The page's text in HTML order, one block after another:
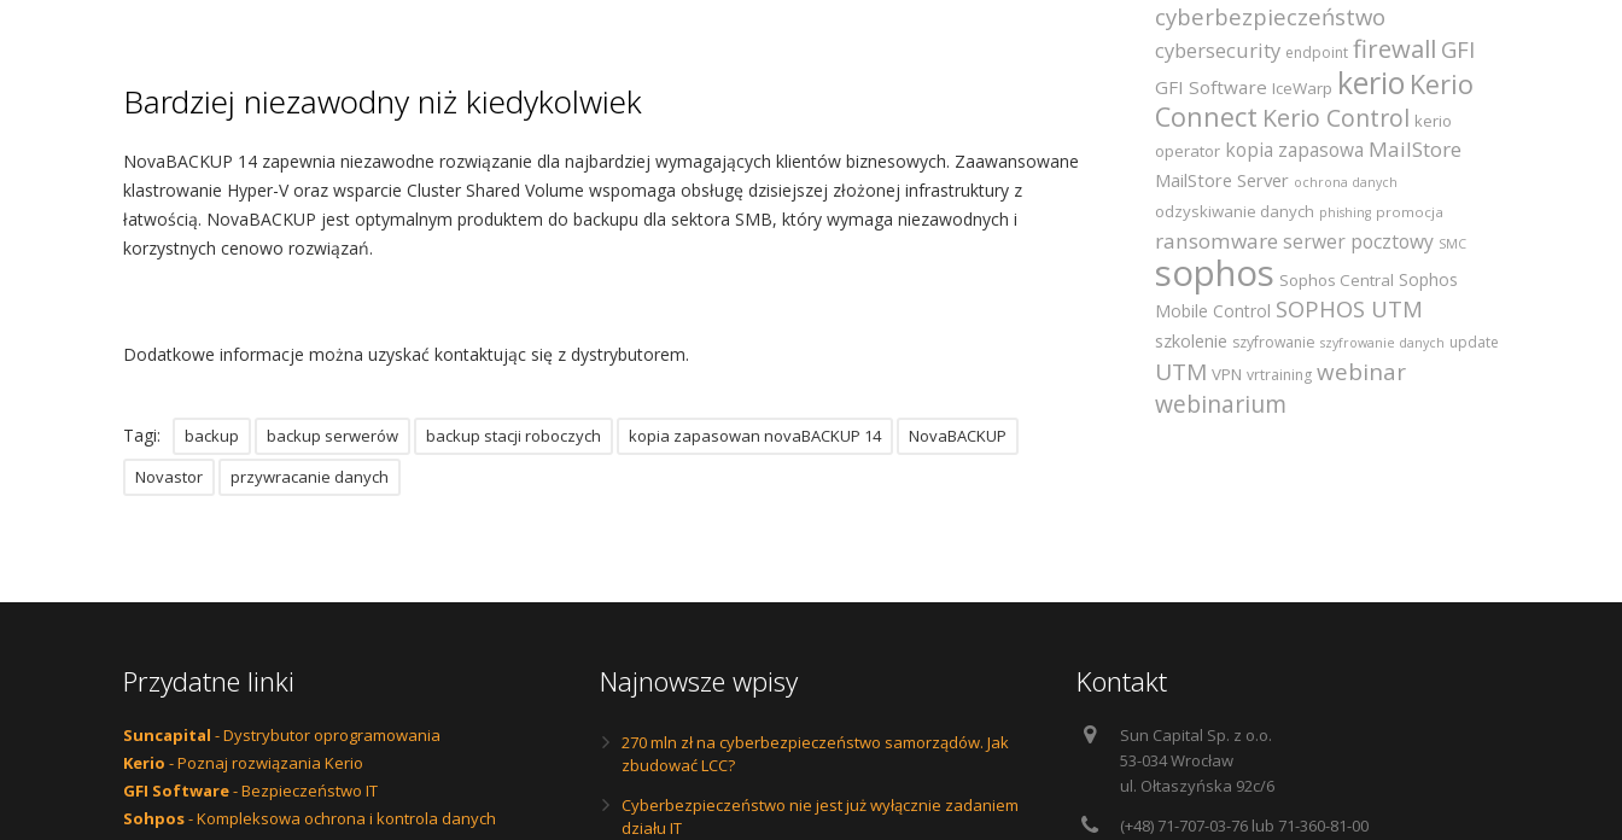
Bardziej niezawodny niż kiedykolwiek
NovaBACKUP 14 zapewnia niezawodne rozwiązanie dla najbardziej wymagających klientów biznesowych. Zaawansowane
klastrowanie Hyper-V oraz wsparcie Cluster Shared Volume wspomaga obsługę dzisiejszej złożonej infrastruktury z
łatwością. NovaBACKUP jest optymalnym produktem do backupu dla sektora SMB, który wymaga niezawodnych i
korzystnych cenowo rozwiązań.
Dodatkowe informacje można uzyskać kontaktując się z dystrybutorem.
Tagi: backup backup serwerów backup stacji roboczych kopia zapasowan novaBACKUP 14
NovaBACKUP
Novastor
przywracanie danych
cyberbezpieczeństwo
cybersecurity endpoint firewall GFI
GFI Software IceWarp kerio Kerio
Connect Kerio Control kerio
operator kopia zapasowa MailStore
MailStore Server ochrona danych
odzyskiwanie danych phishing promocja
ransomware serwer pocztowy SMC
sophos Sophos Central Sophos
Mobile Control SOPHOS UTM
szkolenie szyfrowanie szyfrowanie danych update
UTM VPN vrtraining webinar
webinarium
Przydatne linki
Suncapital - Dystrybutor oprogramowania
Kerio - Poznaj rozwiązania Kerio
GFI Software- Bezpieczeństwo IT
Sohpos- Kompleksowa ochrona i kontrola danych
Najnowsze wpisy
270 mln zł na cyberbezpieczeństwo samorządów. Jak
zbudować LCC?
Cyberbezpieczeństwo nie jest już wyłącznie zadaniem
działu IT
Kontakt
Sun Capital Sp. z o.o.
53-034 Wrocław
ul. Ołtaszyńska 92c/6
(+48) 71-707-03-76 lub 71-360-81-00